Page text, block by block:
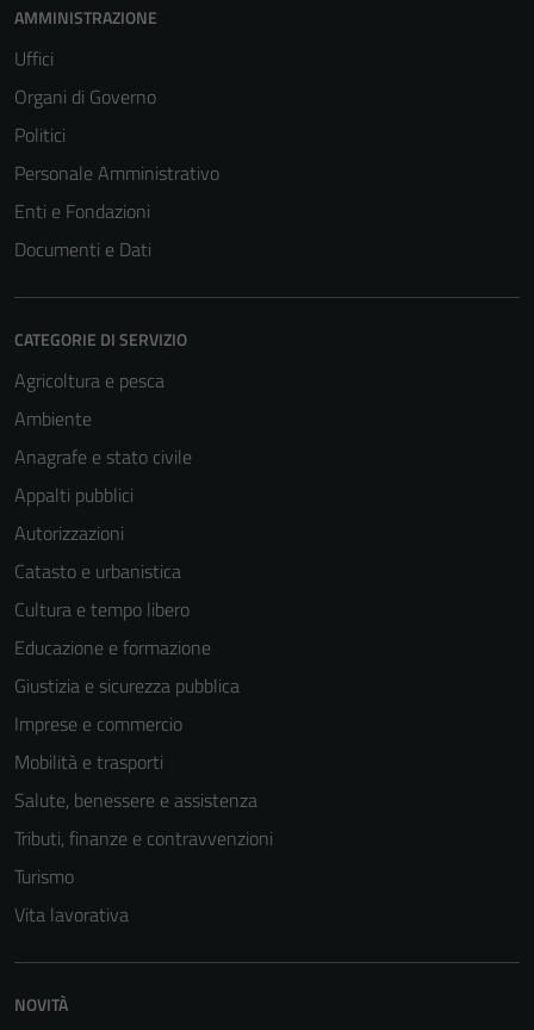
AMMINISTRAZIONE
Uffici
Organi di Governo
Politici
Personale Amministrativo
Enti e Fondazioni
Documenti e Dati
CATEGORIE DI SERVIZIO
Agricoltura e pesca
Ambiente
Anagrafe e stato civile
Appalti pubblici
Autorizzazioni
Catasto e urbanistica
Cultura e tempo libero
Educazione e formazione
Giustizia e sicurezza pubblica
Imprese e commercio
Mobilità e trasporti
Salute, benessere e assistenza
Tributi, finanze e contravvenzioni
Turismo
Vita lavorativa
NOVITÀ